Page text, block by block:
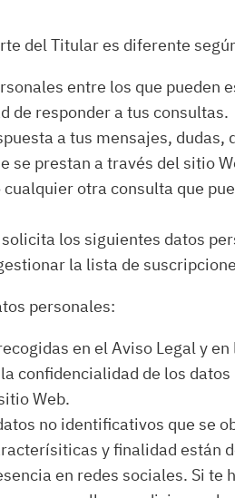
del Titular es diferente
entre los que
de responder a tus consultas.
a tus mensajes,
prestan a través del sitio
otra consulta que
los siguientes datos
la lista de
personales:
en el Aviso Legal y
confidencialidad de los
Web.
no identificativos que se
y finalidad están
en redes sociales. Si